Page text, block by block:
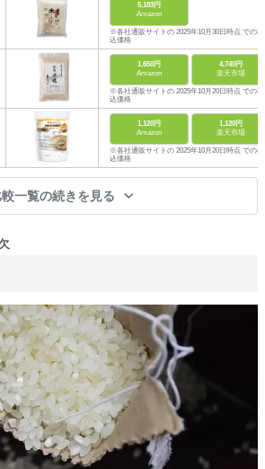
5,183円
Amazon
※各社通販サイトの 2025年10月30日時点 での税
込価格
1,650円
Amazon
4,740円
楽天市場
※各社通販サイトの 2025年10月20日時点 での税
込価格
1,120円
Amazon
1,120円
楽天市場
※各社通販サイトの 2025年10月20日時点 での税
込価格
較一覧の続きを見る